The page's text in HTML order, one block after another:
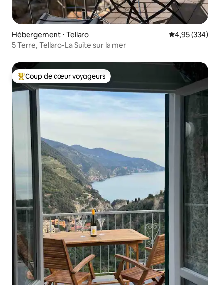
Hébergement ⋅ Tellaro Évaluation
4,95 (334)
5 Terre, Tellaro-La Suite sur la mer
Coups de cœur voyageurs les plus appréciés
Coup de cœur voyageurs